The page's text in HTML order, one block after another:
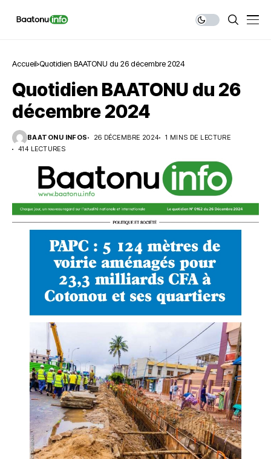
Accueil Quotidien BAATONU du 26 décembre 2024
Quotidien BAATONU du 26
décembre 2024
BAATONU INFOS 26 DÉCEMBRE 2024
1 MINS DE LECTURE
414 LECTURES